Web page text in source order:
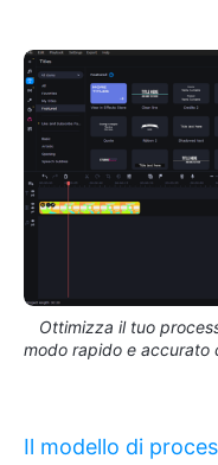
Ottimizza il tuo
modo rapido e accurato
Il modello di